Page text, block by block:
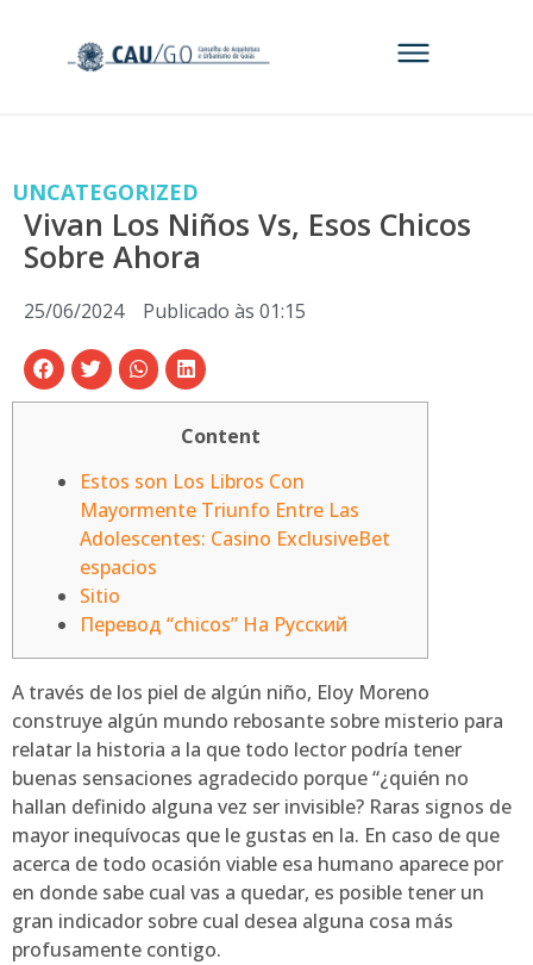
UNCATEGORIZED
Vivan Los Niños Vs, Esos Chicos
Sobre Ahora
25/06/2024 Publicado às 01:15
Content
Estos son Los Libros Con
Mayormente Triunfo Entre Las
Adolescentes: Casino ExclusiveBet
espacios
Sitio
Перевод “chicos” На Русский
A través de los piel de algún niño, Eloy Moreno
construye algún mundo rebosante sobre misterio para
relatar la historia a la que todo lector podría tener
buenas sensaciones agradecido porque “¿quién no
hallan definido alguna vez ser invisible? Raras signos de
mayor inequívocas que le gustas en la. En caso de que
acerca de todo ocasión viable esa humano aparece por
en donde sabe cual vas a quedar, es posible tener un
gran indicador sobre cual desea alguna cosa más
profusamente contigo.